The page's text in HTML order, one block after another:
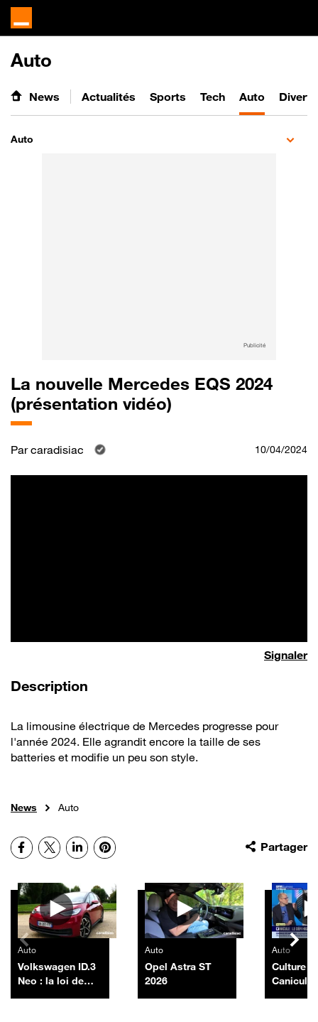
Auto
News Actualités Sports Tech Auto
Auto
Publicité
La nouvelle Mercedes EQS 2024
(présentation vidéo)
Parcaradisiac 10/04/2024
Signaler
Description
La limousine électrique de Mercedes progresse pour
l'année 2024. Elle agrandit encore la taille de ses
batteries et modifie un peu son style.
News Auto
Partager
Facebook
X LinkedInPinterest
Autres vidéos
Auto
Volkswagen ID.3
Neo : la loi de
Auto
Opel Astra ST
2026
Auto
Culture